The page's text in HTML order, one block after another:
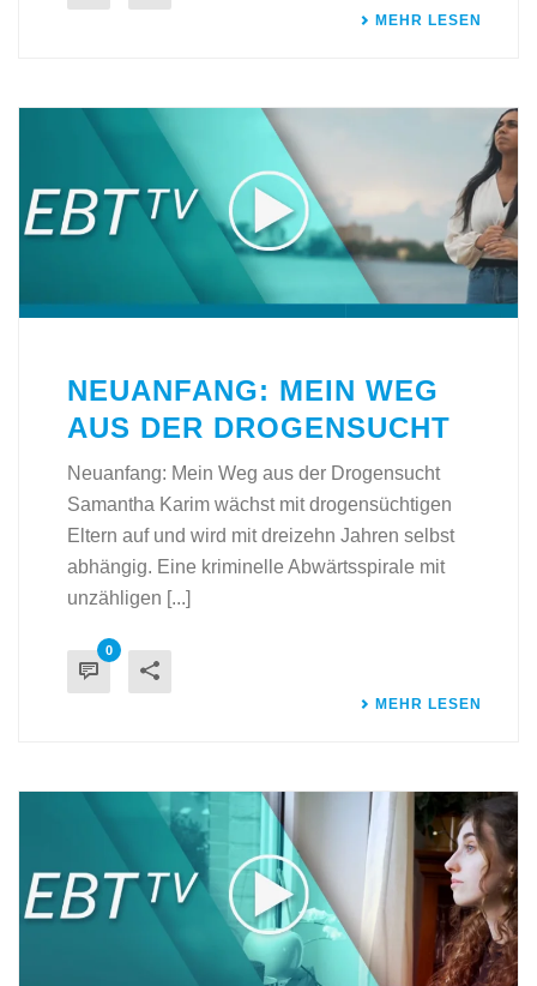
MEHR LESEN
NEUANFANG: MEIN WEG
AUS DER DROGENSUCHT
Neuanfang: Mein Weg aus der Drogensucht
Samantha Karim wächst mit drogensüchtigen
Eltern auf und wird mit dreizehn Jahren selbst
abhängig. Eine kriminelle Abwärtsspirale mit
unzähligen [...]
0
MEHR LESEN